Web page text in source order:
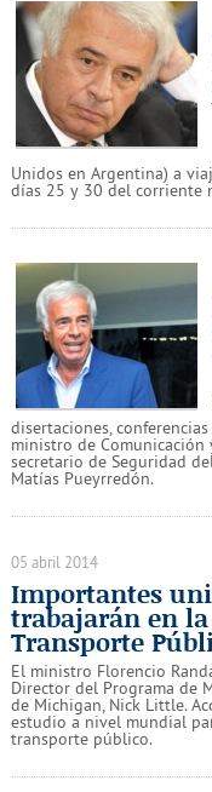
Unidos en Argentina) a
días 25 y 30 del corriente
disertaciones,
ministro de Comunicación
secretario de Seguridad
Matías Pueyrredón.
05 abril 2014
Importantes
trabajarán en
Transporte
El ministro Florencio
Director del Programa de
de Michigan, Nick Little.
estudio a nivel mundial
transporte público.